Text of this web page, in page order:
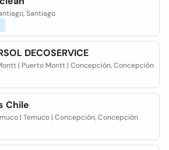
Santiago
DECOSERVICE
| Puerto Montt | Concepción, Concepción
Chile
| Temuco | Concepción, Concepción